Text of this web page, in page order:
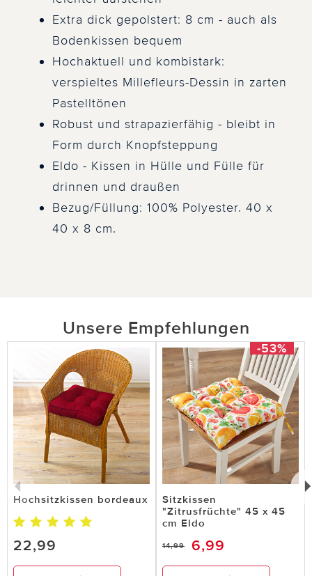
Extra dick gepolstert: 8 cm - auch als
Bodenkissen bequem
Hochaktuell und kombistark:
verspieltes Millefleurs-Dessin in zarten
Pastelltönen
Robust und strapazierfähig - bleibt in
Form durch Knopfsteppung
Eldo - Kissen in Hülle und Fülle für
drinnen und draußen
Bezug/Füllung: 100% Polyester. 40 x
40 x 8 cm.
Unsere Empfehlungen
Hochsitzkissen bordeaux
22,99
-53%
Sitzkissen
"Zitrusfrüchte" 45 x 45
cm Eldo
14,99 6,99